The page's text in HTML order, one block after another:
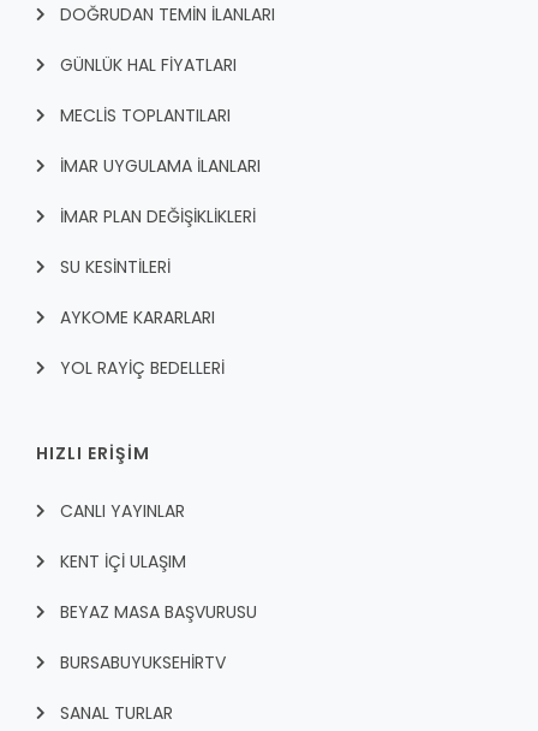
DOĞRUDAN TEMİN İLANLARI
GÜNLÜK HAL FİYATLARI
MECLİS TOPLANTILARI
İMAR UYGULAMA İLANLARI
İMAR PLAN DEĞİŞİKLİKLERİ
SU KESİNTİLERİ
AYKOME KARARLARI
YOL RAYİÇ BEDELLERİ
HIZLI ERİŞİM
CANLI YAYINLAR
KENT İÇI ULAŞIM
BEYAZ MASA BAŞVURUSU
BURSABUYUKSEHIRTV
SANAL TURLAR